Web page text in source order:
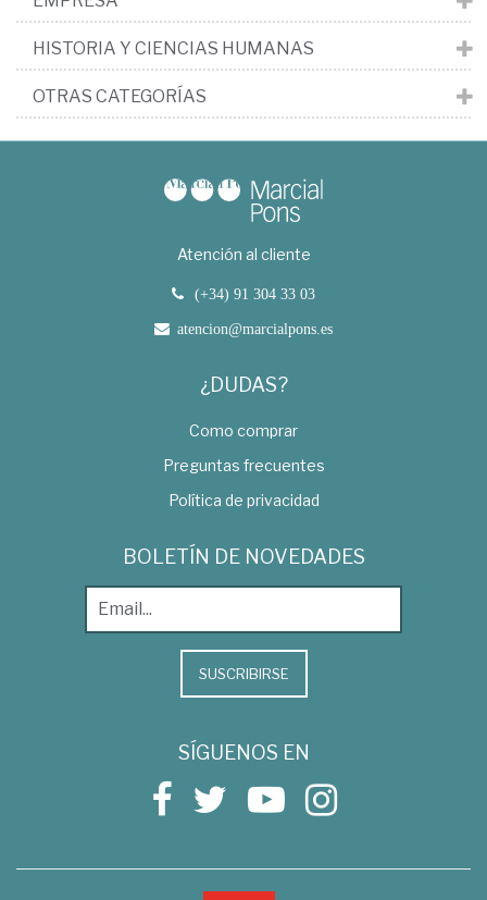
HISTORIA Y CIENCIAS HUMANAS
OTRAS CATEGORÍAS
Atención al cliente
(+34) 91 304 33 03
atencion@marcialpons.es
¿DUDAS?
Como comprar
Preguntas frecuentes
Política de privacidad
BOLETÍN DE NOVEDADES
SUSCRIBIRSE
SÍGUENOS EN